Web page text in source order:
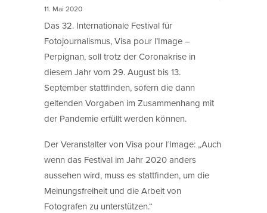
11. Mai 2020
Das 32. Internationale Festival für
Fotojournalismus, Visa pour l’Image –
Perpignan, soll trotz der Coronakrise in
diesem Jahr vom 29. August bis 13.
September stattfinden, sofern die dann
geltenden Vorgaben im Zusammenhang mit
der Pandemie erfüllt werden können.
Der Veranstalter von Visa pour l´Image: „Auch
wenn das Festival im Jahr 2020 anders
aussehen wird, muss es stattfinden, um die
Meinungsfreiheit und die Arbeit von
Fotografen zu unterstützen.“